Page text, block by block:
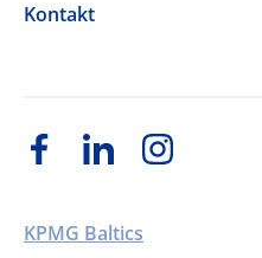
Kontakt
KPMG Baltics